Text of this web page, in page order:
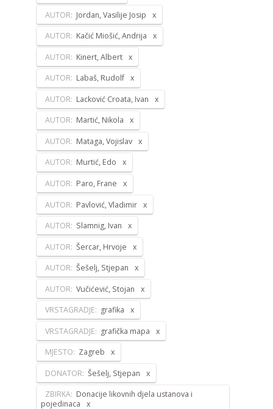
AUTOR: Jordan, Vasilije Josip
AUTOR: Kačić Miošić, Andrija
AUTOR: Kinert, Albert
AUTOR: Labaš, Rudolf
AUTOR: Lacković Croata, Ivan
AUTOR: Martić, Nikola
AUTOR: Mataga, Vojislav
AUTOR: Murtić, Edo
AUTOR: Paro, Frane
AUTOR: Pavlović, Vladimir
AUTOR: Slamnig, Ivan
AUTOR: Šercar, Hrvoje
AUTOR: Šešelj, Stjepan
AUTOR: Vučićević, Stojan
VRSTAGRADJE: grafika
VRSTAGRADJE: grafička mapa
MJESTO: Zagreb
DONATOR: Šešelj, Stjepan
ZBIRKA: Donacije likovnih djela ustanova i
pojedinaca